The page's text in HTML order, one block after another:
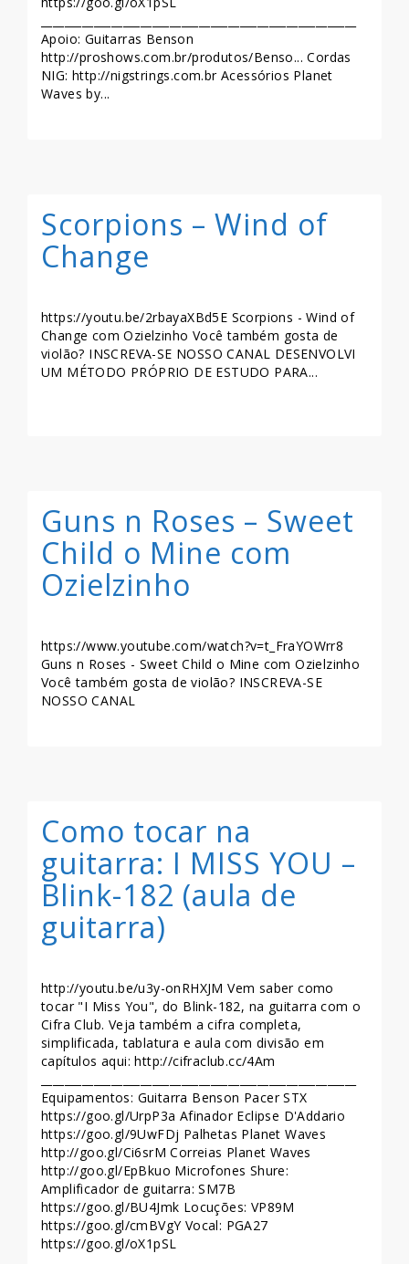
Apoio: Guitarras Benson
http://proshows.com.br/produtos/Benso... Cordas
NIG: http://nigstrings.com.br Acessórios Planet
Waves by...
Scorpions – Wind of
Change
https://youtu.be/2rbayaXBd5E Scorpions - Wind of
Change com Ozielzinho Você também gosta de
violão? INSCREVA-SE NOSSO CANAL DESENVOLVI
UM MÉTODO PRÓPRIO DE ESTUDO PARA...
Guns n Roses – Sweet
Child o Mine com
Ozielzinho
https://www.youtube.com/watch?v=t_FraYOWrr8
Guns n Roses - Sweet Child o Mine com Ozielzinho
Você também gosta de violão? INSCREVA-SE
NOSSO CANAL
Como tocar na
guitarra: I MISS YOU –
Blink-182 (aula de
guitarra)
http://youtu.be/u3y-onRHXJM Vem saber como
tocar "I Miss You", do Blink-182, na guitarra com o
Cifra Club. Veja também a cifra completa,
simplificada, tablatura e aula com divisão em
capítulos aqui: http://cifraclub.cc/4Am
Equipamentos: Guitarra Benson Pacer STX
https://goo.gl/UrpP3a Afinador Eclipse D'Addario
https://goo.gl/9UwFDj Palhetas Planet Waves
http://goo.gl/Ci6srM Correias Planet Waves
http://goo.gl/EpBkuo Microfones Shure:
Amplificador de guitarra: SM7B
https://goo.gl/BU4Jmk Locuções: VP89M
https://goo.gl/cmBVgY Vocal: PGA27
https://goo.gl/oX1pSL